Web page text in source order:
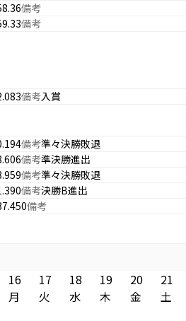
備考
備考
備考入賞
備考準々決勝敗退
備考準決勝進出
備考準々決勝敗退
備考決勝B進出
備考
16 17 18 19 20 21
月 火 水 木 金 土